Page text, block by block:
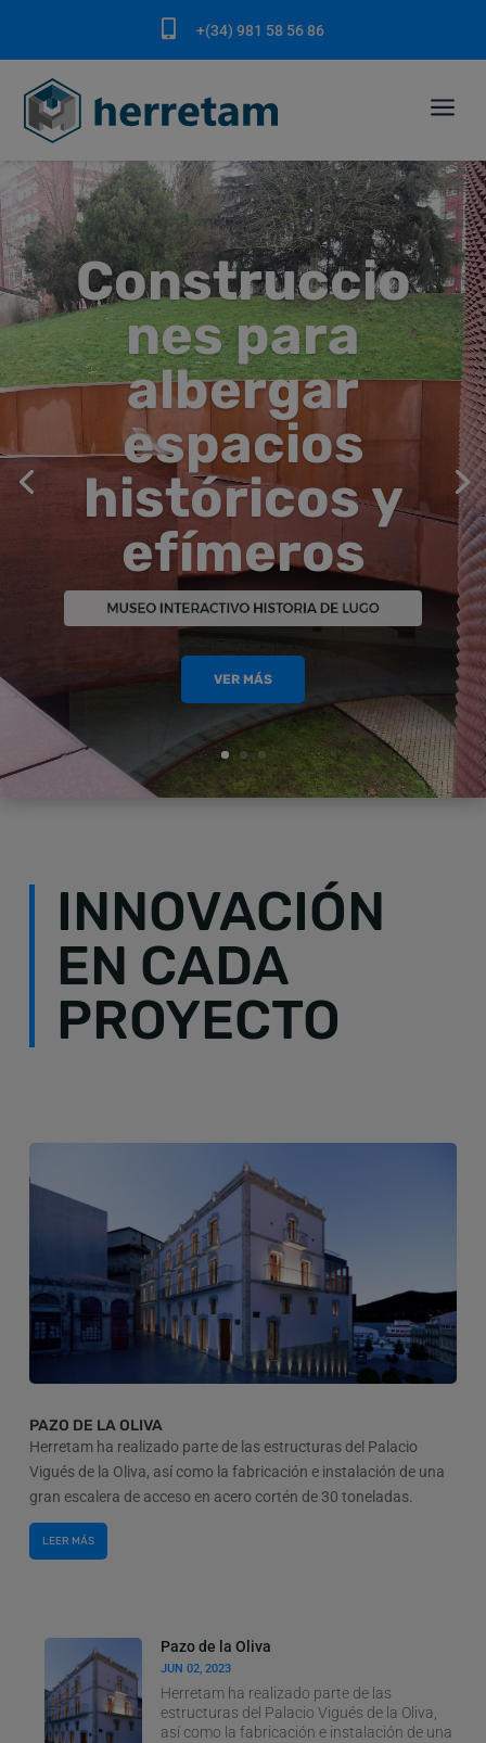
 +(34) 981 58 56 86
a
Construccio
nes para
albergar
espacios
históricos y
efímeros
VER MÁS
INNOVACIÓN
EN CADA
PROYECTO
PAZO DE LA OLIVA
Herretam ha realizado parte de las estructuras del Palacio
Vigués de la Oliva, así como la fabricación e instalación de una
gran escalera de acceso en acero cortén de 30 toneladas.
LEER MÁS
Pazo de la Oliva
JUN 02, 2023
Herretam ha realizado parte de las
estructuras del Palacio Vigués de la Oliva,
así como la fabricación e instalación de una